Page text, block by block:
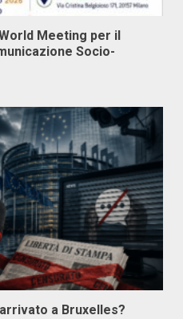
Meeting per il
Socio-
a Bruxelles?